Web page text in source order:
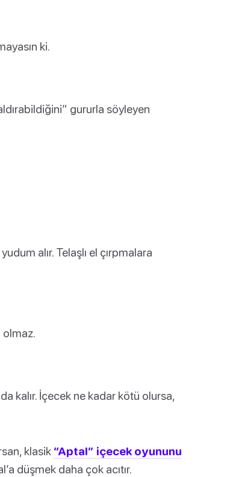
ki.
gururla söyleyen
alır. Telaşlı el çırpmalara
olmaz.
kalır. İçecek ne kadar kötü olursa,
klasik “Aptal” içecek oyununu
düşmek daha çok acıtır.